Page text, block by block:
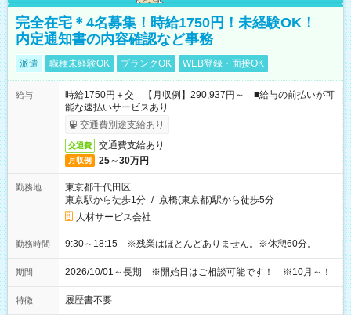
完全在宅＊4名募集！時給1750円！未経験OK！
内定通知書の内容確認など事務
派遣 職種未経験OK ブランクOK WEB登録・面接OK
給与
時給1750円＋交 【月収例】290,937円～ ■給与の前払いが可
能な速払いサービスあり
交通費別途支給あり
交通費 交通費支給あり
月収例 25～30万円
勤務地
東京都千代田区
東京駅から徒歩1分 / 京橋(東京都)駅から徒歩5分
人材サービス会社
勤務時間 9:30～18:15 ※残業はほとんどありません。※休憩60分。
期間 2026/10/01～長期 ※開始日はご相談可能です！ ※10月～！
特徴 履歴書不要